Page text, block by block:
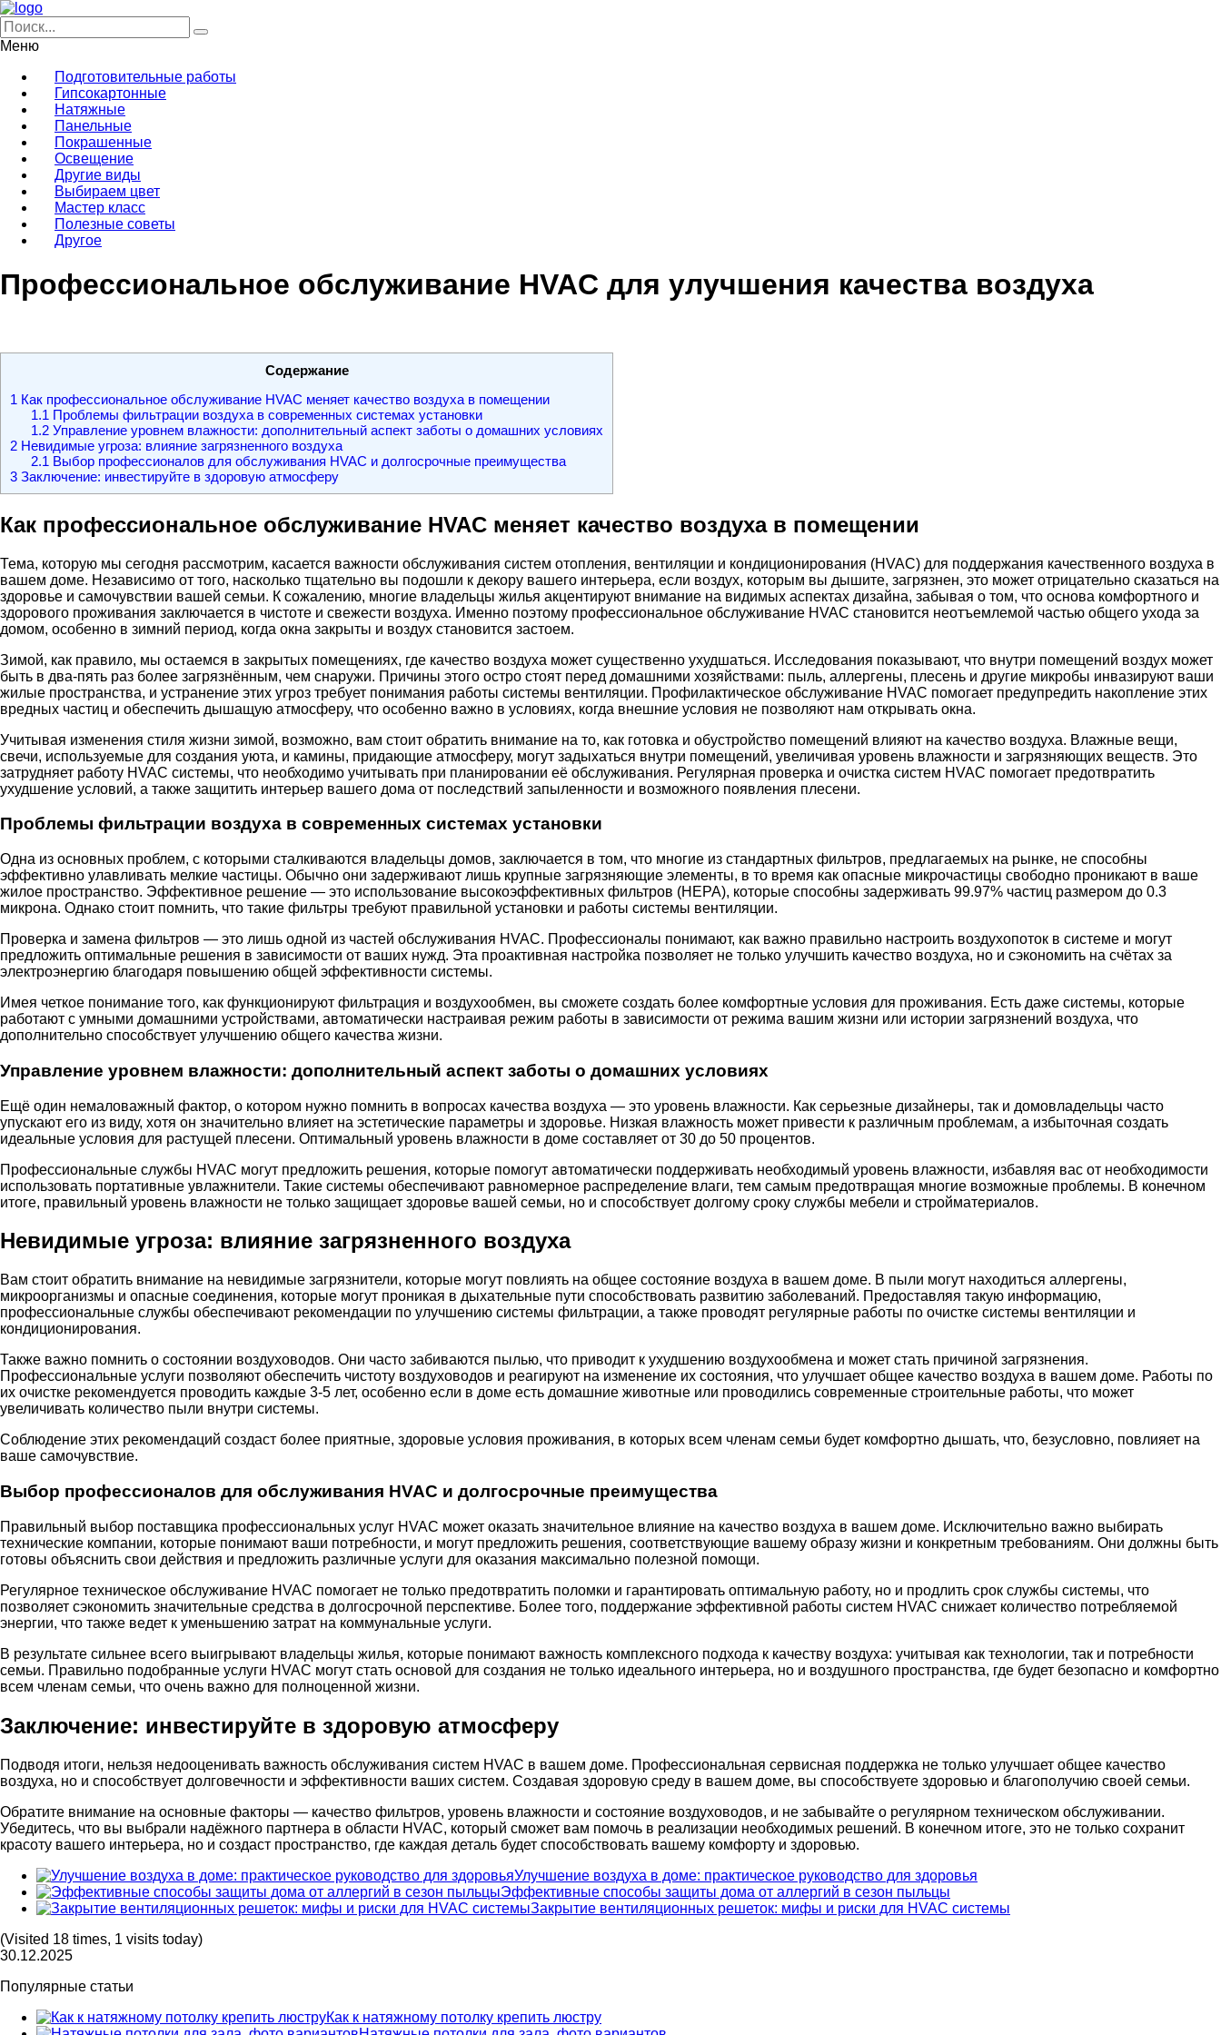
Меню
Подготовительные работы
Гипсокартонные
Натяжные
Панельные
Покрашенные
Освещение
Другие виды
Выбираем цвет
Мастер класс
Полезные советы
Другое
Профессиональное обслуживание HVAC для улучшения качества воздуха
Содержание
1 Как профессиональное обслуживание HVAC меняет качество воздуха в помещении
1.1 Проблемы фильтрации воздуха в современных системах установки
1.2Управление уровнем влажности: дополнительный аспект заботы о домашних условиях
2 Невидимые угроза: влияние загрязненного воздуха
2.1 Выбор профессионалов для обслуживания HVAC и долгосрочные преимущества
3 Заключение: инвестируйте в здоровую атмосферу
Как профессиональное обслуживание HVAC меняет качество воздуха в помещении
Тема, которую мы сегодня рассмотрим, касается важности обслуживания систем отопления, вентиляции и кондиционирования (HVAC) для поддержания качественного воздуха в
вашем доме. Независимо от того, насколько тщательно вы подошли к декору вашего интерьера, если воздух, которым вы дышите, загрязнен, это может отрицательно сказаться на
здоровье и самочувствии вашей семьи. К сожалению, многие владельцы жилья акцентируют внимание на видимых аспектах дизайна, забывая о том, что основа комфортного и
здорового проживания заключается в чистоте и свежести воздуха. Именно поэтому профессиональное обслуживание HVAC становится неотъемлемой частью общего ухода за
домом, особенно в зимний период, когда окна закрыты и воздух становится застоем.
Зимой, как правило, мы остаемся в закрытых помещениях, где качество воздуха может существенно ухудшаться. Исследования показывают, что внутри помещений воздух может
быть в два-пять раз более загрязнённым, чем снаружи. Причины этого остро стоят перед домашними хозяйствами: пыль, аллергены, плесень и другие микробы инвазируют ваши
жилые пространства, и устранение этих угроз требует понимания работы системы вентиляции. Профилактическое обслуживание HVAC помогает предупредить накопление этих
вредных частиц и обеспечить дышащую атмосферу, что особенно важно в условиях, когда внешние условия не позволяют нам открывать окна.
Учитывая изменения стиля жизни зимой, возможно, вам стоит обратить внимание на то, как готовка и обустройство помещений влияют на качество воздуха. Влажные вещи,
свечи, используемые для создания уюта, и камины, придающие атмосферу, могут задыхаться внутри помещений, увеличивая уровень влажности и загрязняющих веществ. Это
затрудняет работу HVAC системы, что необходимо учитывать при планировании её обслуживания. Регулярная проверка и очистка систем HVAC помогает предотвратить
ухудшение условий, а также защитить интерьер вашего дома от последствий запыленности и возможного появления плесени.
Проблемы фильтрации воздуха в современных системах установки
Одна из основных проблем, с которыми сталкиваются владельцы домов, заключается в том, что многие из стандартных фильтров, предлагаемых на рынке, не способны
эффективно улавливать мелкие частицы. Обычно они задерживают лишь крупные загрязняющие элементы, в то время как опасные микрочастицы свободно проникают в ваше
жилое пространство. Эффективное решение — это использование высокоэффективных фильтров (HEPA), которые способны задерживать 99.97% частиц размером до 0.3
микрона. Однако стоит помнить, что такие фильтры требуют правильной установки и работы системы вентиляции.
Проверка и замена фильтров — это лишь одной из частей обслуживания HVAC. Профессионалы понимают, как важно правильно настроить воздухопоток в системе и могут
предложить оптимальные решения в зависимости от ваших нужд. Эта проактивная настройка позволяет не только улучшить качество воздуха, но и сэкономить на счётах за
электроэнергию благодаря повышению общей эффективности системы.
Имея четкое понимание того, как функционируют фильтрация и воздухообмен, вы сможете создать более комфортные условия для проживания. Есть даже системы, которые
работают с умными домашними устройствами, автоматически настраивая режим работы в зависимости от режима вашим жизни или истории загрязнений воздуха, что
дополнительно способствует улучшению общего качества жизни.
Управление уровнем влажности: дополнительный аспект заботы о домашних условиях
Ещё один немаловажный фактор, о котором нужно помнить в вопросах качества воздуха — это уровень влажности. Как серьезные дизайнеры, так и домовладельцы часто
упускают его из виду, хотя он значительно влияет на эстетические параметры и здоровье. Низкая влажность может привести к различным проблемам, а избыточная создать
идеальные условия для растущей плесени. Оптимальный уровень влажности в доме составляет от 30 до 50 процентов.
Профессиональные службы HVAC могут предложить решения, которые помогут автоматически поддерживать необходимый уровень влажности, избавляя вас от необходимости
использовать портативные увлажнители. Такие системы обеспечивают равномерное распределение влаги, тем самым предотвращая многие возможные проблемы. В конечном
итоге, правильный уровень влажности не только защищает здоровье вашей семьи, но и способствует долгому сроку службы мебели и стройматериалов.
Невидимые угроза: влияние загрязненного воздуха
Вам стоит обратить внимание на невидимые загрязнители, которые могут повлиять на общее состояние воздуха в вашем доме. В пыли могут находиться аллергены,
микроорганизмы и опасные соединения, которые могут проникая в дыхательные пути способствовать развитию заболеваний. Предоставляя такую информацию,
профессиональные службы обеспечивают рекомендации по улучшению системы фильтрации, а также проводят регулярные работы по очистке системы вентиляции и
кондиционирования.
Также важно помнить о состоянии воздуховодов. Они часто забиваются пылью, что приводит к ухудшению воздухообмена и может стать причиной загрязнения.
Профессиональные услуги позволяют обеспечить чистоту воздуховодов и реагируют на изменение их состояния, что улучшает общее качество воздуха в вашем доме. Работы по
их очистке рекомендуется проводить каждые 3-5 лет, особенно если в доме есть домашние животные или проводились современные строительные работы, что может
увеличивать количество пыли внутри системы.
Соблюдение этих рекомендаций создаст более приятные, здоровые условия проживания, в которых всем членам семьи будет комфортно дышать, что, безусловно, повлияет на
ваше самочувствие.
Выбор профессионалов для обслуживания HVAC и долгосрочные преимущества
Правильный выбор поставщика профессиональных услуг HVAC может оказать значительное влияние на качество воздуха в вашем доме. Исключительно важно выбирать
технические компании, которые понимают ваши потребности, и могут предложить решения, соответствующие вашему образу жизни и конкретным требованиям. Они должны быть
готовы объяснить свои действия и предложить различные услуги для оказания максимально полезной помощи.
Регулярное техническое обслуживание HVAC помогает не только предотвратить поломки и гарантировать оптимальную работу, но и продлить срок службы системы, что
позволяет сэкономить значительные средства в долгосрочной перспективе. Более того, поддержание эффективной работы систем HVAC снижает количество потребляемой
энергии, что также ведет к уменьшению затрат на коммунальные услуги.
В результате сильнее всего выигрывают владельцы жилья, которые понимают важность комплексного подхода к качеству воздуха: учитывая как технологии, так и потребности
семьи. Правильно подобранные услуги HVAC могут стать основой для создания не только идеального интерьера, но и воздушного пространства, где будет безопасно и комфортно
всем членам семьи, что очень важно для полноценной жизни.
Заключение: инвестируйте в здоровую атмосферу
Подводя итоги, нельзя недооценивать важность обслуживания систем HVAC в вашем доме. Профессиональная сервисная поддержка не только улучшает общее качество
воздуха, но и способствует долговечности и эффективности ваших систем. Создавая здоровую среду в вашем доме, вы способствуете здоровью и благополучию своей семьи.
Обратите внимание на основные факторы — качество фильтров, уровень влажности и состояние воздуховодов, и не забывайте о регулярном техническом обслуживании.
Убедитесь, что вы выбрали надёжного партнера в области HVAC, который сможет вам помочь в реализации необходимых решений. В конечном итоге, это не только сохранит
красоту вашего интерьера, но и создаст пространство, где каждая деталь будет способствовать вашему комфорту и здоровью.
Улучшение воздуха в доме: практическое руководство для здоровья
Эффективные способы защиты дома от аллергий в сезон пыльцы
Закрытие вентиляционных решеток: мифы и риски для HVAC системы
(Visited 18 times, 1 visits today)
30.12.2025
Популярные статьи
Как к натяжному потолку крепить люстру